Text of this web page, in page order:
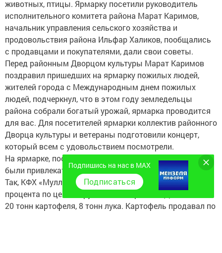
животных, птицы. Ярмарку посетили руководитель
исполнительного комитета района Марат Каримов,
начальник управления сельского хозяйства и
продовольствия района Ильфар Халиков, пообщались
с продавцами и покупателями, дали свои советы.
Перед районным Дворцом культуры Марат Каримов
поздравил пришедших на ярмарку пожилых людей,
жителей города с Международным днем пожилых
людей, подчеркнул, что в этом году земледельцы
района собрали богатый урожай, ярмарка проводится
для вас. Для посетителей ярмарки коллектив районного
Дворца культуры и ветераны подготовили концерт,
который всем с удовольствием посмотрели.
На ярмарке, посвященной Дню пожилых людей, цены
были привлекательными – на 10 процентов дешевле.
Так, КФХ «Муллахметов» привез молоко жирностью 4
процента по цене 60 рублей за литр, КФХ «Давлетов» –
20 тонн картофеля, 8 тонн лука. Картофель продавал по
Подпишись на нас в MAX
Подписаться